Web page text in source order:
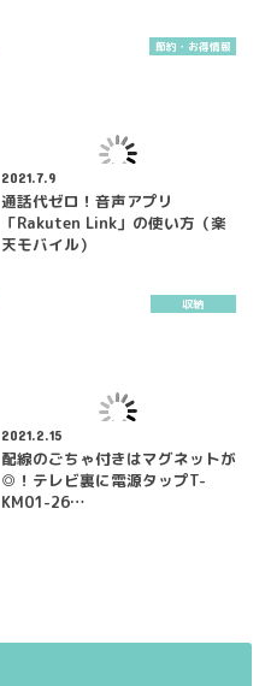
節約・お得情報
2021.7.9
通話代ゼロ！音声アプリ
「Rakuten Link」の使い方（楽
天モバイル）
収納
2021.2.15
配線のごちゃ付きはマグネットが
◎！テレビ裏に電源タップT-
KM01-26…